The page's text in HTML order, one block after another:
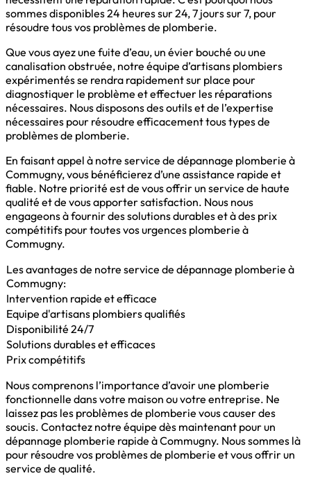
sommes disponibles 24 heures sur 24, 7 jours sur 7, pour
résoudre tous vos problèmes de plomberie.
Que vous ayez une fuite d’eau, un évier bouché ou une
canalisation obstruée, notre équipe d’artisans plombiers
expérimentés se rendra rapidement sur place pour
diagnostiquer le problème et effectuer les réparations
nécessaires. Nous disposons des outils et de l’expertise
nécessaires pour résoudre efficacement tous types de
problèmes de plomberie.
En faisant appel à notre service de dépannage plomberie à
Commugny, vous bénéficierez d’une assistance rapide et
fiable. Notre priorité est de vous offrir un service de haute
qualité et de vous apporter satisfaction. Nous nous
engageons à fournir des solutions durables et à des prix
compétitifs pour toutes vos urgences plomberie à
Commugny.
Les avantages de notre service de dépannage plomberie à
Commugny:
Intervention rapide et efficace
Equipe d'artisans plombiers qualifiés
Disponibilité 24/7
Solutions durables et efficaces
Prix compétitifs
Nous comprenons l’importance d’avoir une plomberie
fonctionnelle dans votre maison ou votre entreprise. Ne
laissez pas les problèmes de plomberie vous causer des
soucis. Contactez notre équipe dès maintenant pour un
dépannage plomberie rapide à Commugny. Nous sommes là
pour résoudre vos problèmes de plomberie et vous offrir un
service de qualité.